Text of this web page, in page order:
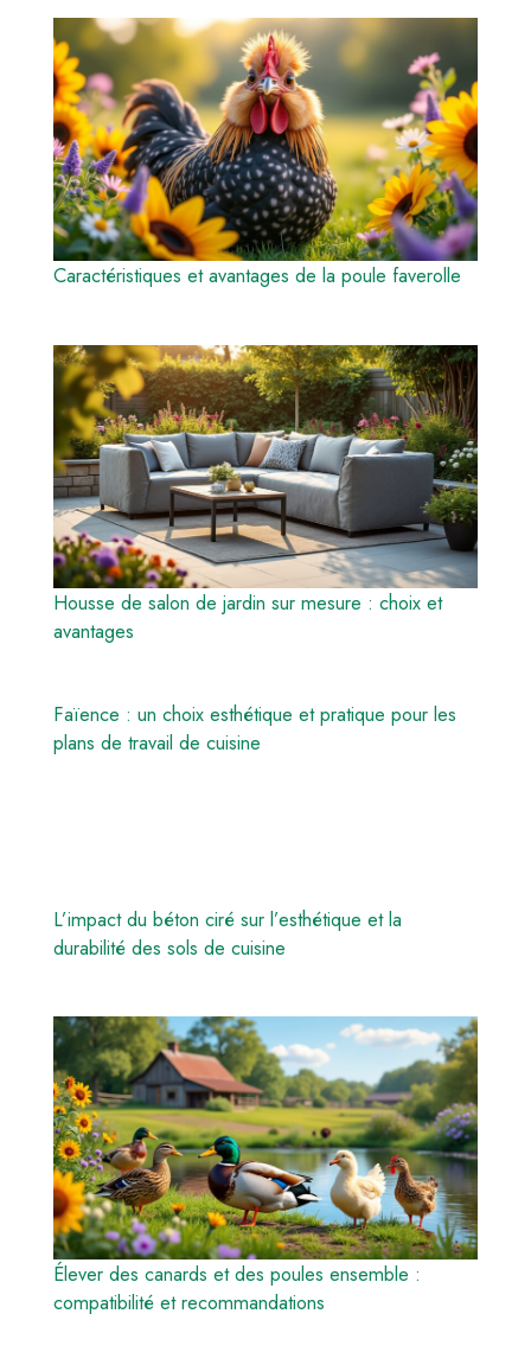
Caractéristiques et avantages de la poule faverolle
Housse de salon de jardin sur mesure : choix et
avantages
Faïence : un choix esthétique et pratique pour les
plans de travail de cuisine
L’impact du béton ciré sur l’esthétique et la
durabilité des sols de cuisine
Élever des canards et des poules ensemble :
compatibilité et recommandations